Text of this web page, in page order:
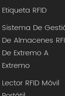
Etiqueta RFID
Sistema De
De Almacenes
De Extremo A
Extremo
Lector RFID Móvil